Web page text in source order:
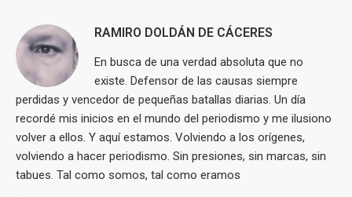
RAMIRO DOLDÁN DE CÁCERES
En busca de una verdad absoluta que no
existe. Defensor de las causas siempre
perdidas y vencedor de pequeñas batallas diarias. Un día
recordé mis inicios en el mundo del periodismo y me ilusiono
volver a ellos. Y aquí estamos. Volviendo a los orígenes,
volviendo a hacer periodismo. Sin presiones, sin marcas, sin
tabues. Tal como somos, tal como eramos